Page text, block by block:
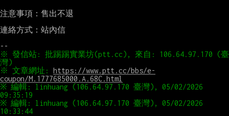
注意事項：售出不退
連絡方式：站內信
※ 發信站: 批踢踢實業坊(ptt.cc), 來自: 106.64.97.170 (臺
※ 文章網址: https://www.ptt.cc/bbs/e-
coupon/M.1777685000.A.68C.html
※ 編輯: linhuang (106.64.97.170 臺灣), 05/02/2026
※ 編輯: linhuang (106.64.97.170 臺灣), 05/02/2026